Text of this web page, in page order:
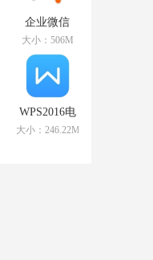
企业微信
v3.1.15.3008
官方PC版
大小：506M
WPS2016电
脑版
v11.1.0.10314
大小：246.22MB